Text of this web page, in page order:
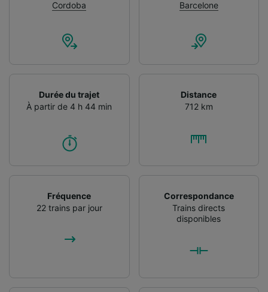
Cordoba
Barcelone
Durée du trajet
À partir de 4 h 44 min
Distance
712 km
Fréquence
22 trains par jour
Correspondance
Trains directs
disponibles